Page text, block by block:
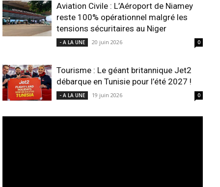
Aviation Civile : L’Aéroport de Niamey
reste 100% opérationnel malgré les
tensions sécuritaires au Niger
- A LA UNE 20 juin 2026 0
Tourisme : Le géant britannique Jet2
débarque en Tunisie pour l’été 2027 !
- A LA UNE 19 juin 2026 0